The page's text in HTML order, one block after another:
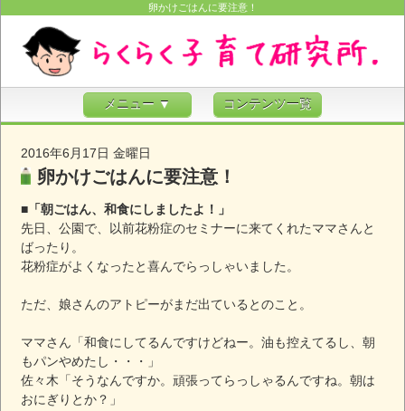
卵かけごはんに要注意！
メニュー ▼ コンテンツ一覧
2016年6月17日 金曜日
卵かけごはんに要注意！
■「朝ごはん、和食にしましたよ！」
先日、公園で、以前花粉症のセミナーに来てくれたママさんと
ばったり。
花粉症がよくなったと喜んでらっしゃいました。
ただ、娘さんのアトピーがまだ出ているとのこと。
ママさん「和食にしてるんですけどねー。油も控えてるし、朝
もパンやめたし・・・」
佐々木「そうなんですか。頑張ってらっしゃるんですね。朝は
おにぎりとか？」